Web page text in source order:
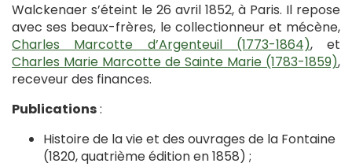
Walckenaer s’éteint le 26 avril 1852, à Paris. Il repose
avec ses beaux-frères, le collectionneur et mécène,
Charles Marcotte d’Argenteuil (1773-1864), et
Charles Marie Marcotte de Sainte Marie (1783-1859),
receveur des finances.
Publications:
Histoire de la vie et des ouvrages de la Fontaine
(1820, quatrième édition en 1858) ;